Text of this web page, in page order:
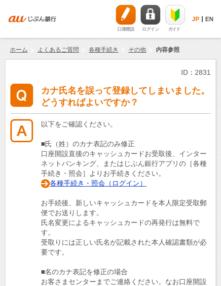
口座開設 ログイン ガイド
JP EN
ホーム よくあるご質問 各種手続き その他 内容参照
ID：2831
カナ氏名を誤って登録してしまいました。
どうすればよいですか？
以下をご確認ください。
■氏（姓）のカナ表記のみ修正
口座開設直後のキャッシュカードお受取後、インター
ネットバンキング、またはじぶん銀行アプリの［各種
手続き・照会］よりお手続きください。
各種手続き・照会（ログイン）
お手続後、新しいキャッシュカードを本人限定受取郵
便でお送りします。
氏名変更によるキャッシュカードの再発行は無料で
す。
受取りには正しい氏名が記載された本人確認書類が必
要です。
■名のカナ表記を修正の場合
お客さまセンターまでご連絡ください。なお口座開設